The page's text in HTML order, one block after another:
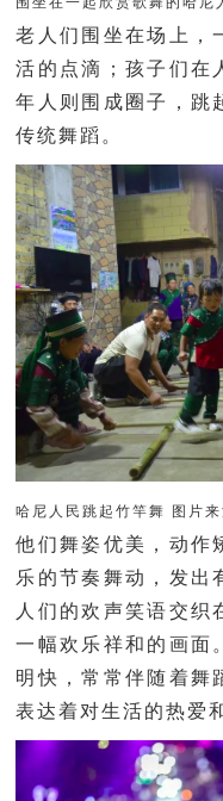
老人们围坐在场上，
活的点滴；孩子们在
年人则围成圈子，跳
传统舞蹈。
哈尼人民跳起竹竿舞 图片
他们舞姿优美，动作
乐的节奏舞动，发出
人们的欢声笑语交织
一幅欢乐祥和的画面
明快，常常伴随着舞
表达着对生活的热爱